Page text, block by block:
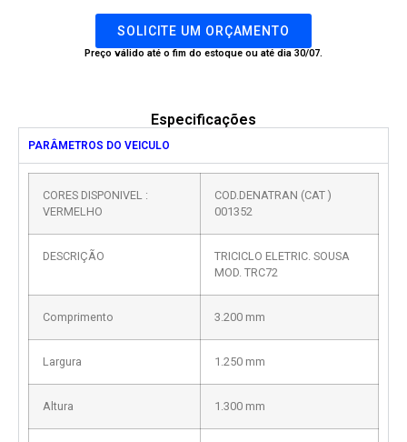
SOLICITE UM ORÇAMENTO
Preço válido até o fim do estoque ou até dia 30/07.
Especificações
PARÂMETROS DO VEICULO
CORES DISPONIVEL :
VERMELHO
COD.DENATRAN (CAT )
001352
DESCRIÇÃO
TRICICLO ELETRIC. SOUSA
MOD. TRC72
Comprimento 3.200 mm
Largura 1.250 mm
Altura 1.300 mm